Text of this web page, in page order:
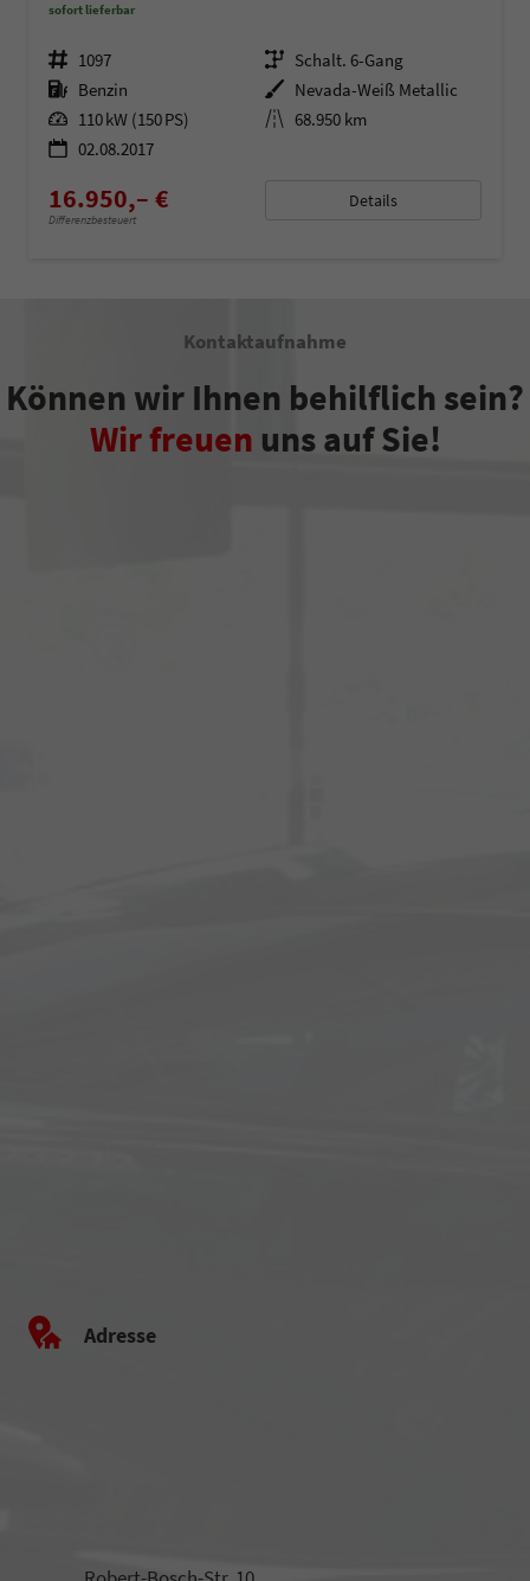
sofort lieferbar
Fahrzeugnr. 1097 Getriebe Schalt. 6-Gang
Kraftstoff Benzin Außenfarbe Nevada-Weiß Metallic
Leistung 110 kW (150 PS) Kilometerstand 68.950 km
02.08.2017
16.950,– €
Differenzbesteuert
Details
Kontaktaufnahme
Können wir Ihnen behilflich sein?
Wir freuen uns auf Sie!
Adresse